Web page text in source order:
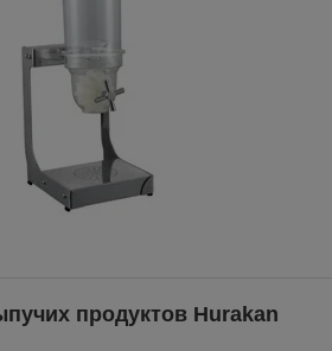
продуктов Hurakan